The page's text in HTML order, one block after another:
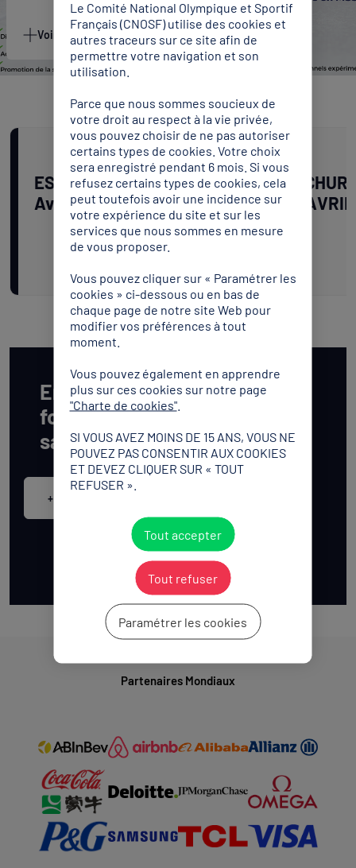
Voir plus
ESS1 fiche inscription
Avril 2026.docx
Télécharger
ESS
En savoir plus sur la
formation Educateur sport
santé
+ d'infos
Partenaires Mondiaux
Le Comité National Olympique et Sportif
Français (CNOSF) utilise des cookies et
autres traceurs sur ce site afin de
permettre votre navigation et son
utilisation.
Parce que nous sommes soucieux de
votre droit au respect à la vie privée,
vous pouvez choisir de ne pas autoriser
certains types de cookies. Votre choix
sera enregistré pendant 6 mois. Si vous
refusez certains types de cookies, cela
peut toutefois avoir une incidence sur
votre expérience du site et sur les
services que nous sommes en mesure
de vous proposer.
Vous pouvez cliquer sur « Paramétrer les
cookies » ci-dessous ou en bas de
chaque page de notre site Web pour
modifier vos préférences à tout
moment.
Vous pouvez également en apprendre
plus sur ces cookies sur notre page
"Charte de cookies".
SI VOUS AVEZ MOINS DE 15 ANS, VOUS NE
POUVEZ PAS CONSENTIR AUX COOKIES
ET DEVEZ CLIQUER SUR « TOUT
REFUSER ».
Tout accepter
Tout refuser
Paramétrer les cookies